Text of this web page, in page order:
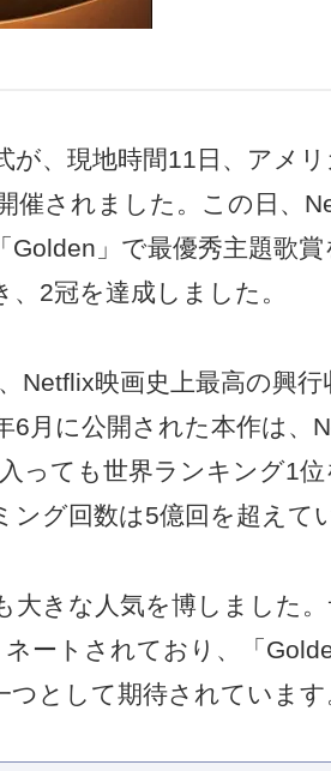
が、現地時間11日、アメ
催されました。この日、
」で最優秀主題歌
2冠を達成しました。
Netflix映画史上最高の興
6月に公開された本作は、
っても世界ランキング1
グ回数は5億回を超えて
大きな人気を博しました
ートされており、「
として期待されています